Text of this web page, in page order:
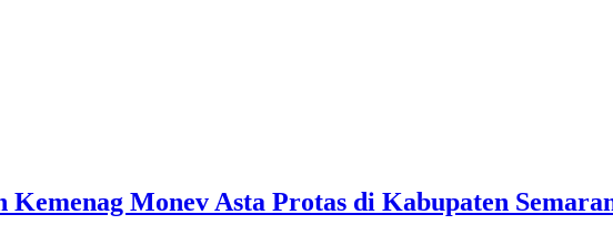
Monev Asta Protas di Kabupaten